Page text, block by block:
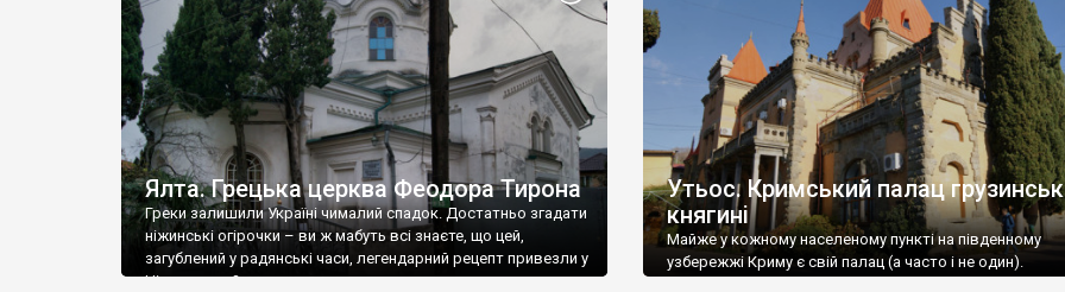
Херсонесу Таврійського названо місто […]
Ялта. Грецька церква Феодора Тирона
Греки залишили Україні чималий спадок. Достатньо згадати
ніжинські огірочки – ви ж мабуть всі знаєте, що цей,
загублений у радянські часи, легендарний рецепт привезли у
Ніжин греки?
Утьос. Кримський палац
княгині
Майже у кожному населеному пункті на південному
узбережжі Криму є свій палац (а часто і не один).